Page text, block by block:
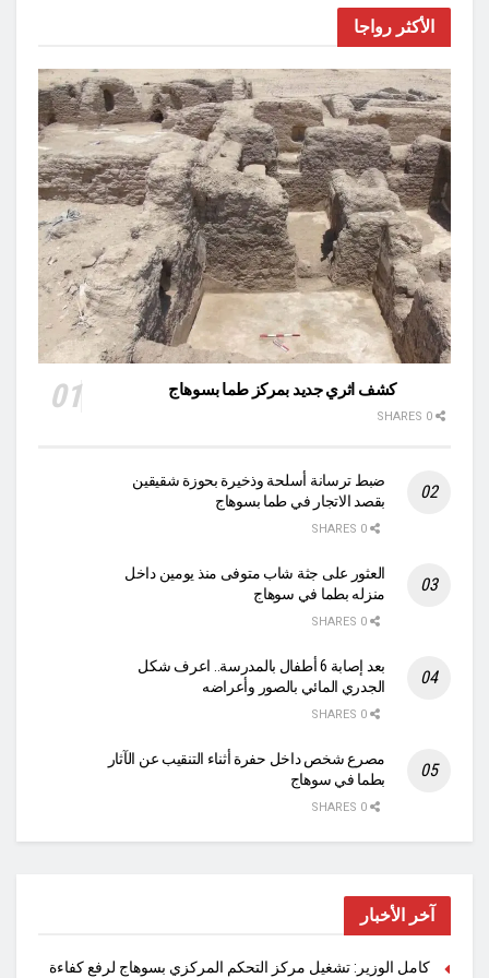
الأكثر رواجا
كشف اثري جديد بمركز طما بسوهاج
ضبط ترسانة أسلحة وذخيرة بحوزة شقيقين
بقصد الاتجار في طما بسوهاج
العثور على جثة شاب متوفى منذ يومين داخل
منزله بطما في سوهاج
بعد إصابة 6 أطفال بالمدرسة.. اعرف شكل
الجدري المائي بالصور وأعراضه
مصرع شخص داخل حفرة أثناء التنقيب عن الآثار
بطما في سوهاج
آخر الأخبار
كامل الوزير: تشغيل مركز التحكم المركزي بسوهاج لرفع كفاءة